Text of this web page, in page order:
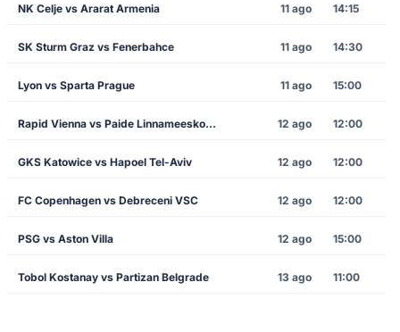
NK Celje vs Ararat Armenia 11 ago 14:15
SK Sturm Graz vs Fenerbahce 11 ago 14:30
Lyon vs Sparta Prague 11 ago 15:00
Rapid Vienna vs Paide Linnameeskond 12 ago 12:00
GKS Katowice vs Hapoel Tel-Aviv 12 ago 12:00
FC Copenhagen vs Debreceni VSC 12 ago 12:00
PSG vs Aston Villa 12 ago 15:00
Tobol Kostanay vs Partizan Belgrade 13 ago 11:00